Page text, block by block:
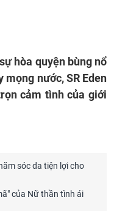
hòa quyện bùng nổ
nước, SR Eden
cảm tình của giới
sóc da tiện lợi cho
của Nữ thần tình ái